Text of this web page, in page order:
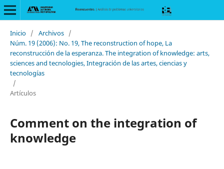
Inicio / Archivos /
Núm. 19 (2006): No. 19, The reconstruction of hope, La
reconstrucción de la esperanza. The integration of knowledge: arts,
sciences and tecnologies, Integración de las artes, ciencias y
tecnologías
/
Artículos
Comment on the integration of
knowledge